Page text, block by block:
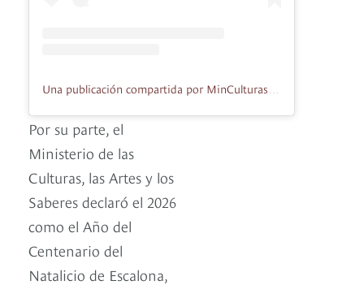
Por su parte, el
Ministerio de las
Culturas, las Artes y los
Saberes declaró el 2026
como el Año del
Centenario del
Natalicio de Escalona,